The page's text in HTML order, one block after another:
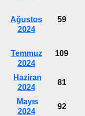
Ağustos
2024
59
Temmuz
2024
109
Haziran
2024
81
Mayıs
2024
92